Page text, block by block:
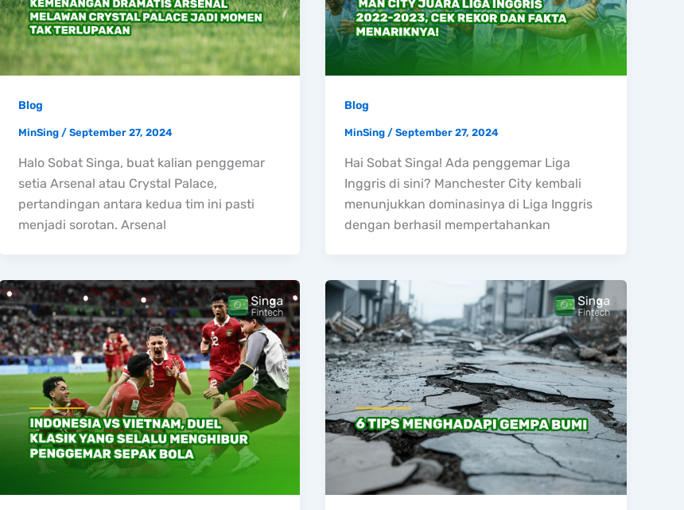
Blog
MinSing / September 27, 2024
Halo Sobat Singa, buat kalian penggemar
setia Arsenal atau Crystal Palace,
pertandingan antara kedua tim ini pasti
menjadi sorotan. Arsenal
Blog
MinSing/September 27, 2024
Hai Sobat Singa! Ada penggemar Liga
Inggris di sini? Manchester City kembali
menunjukkan dominasinya di Liga Inggris
dengan berhasil mempertahankan